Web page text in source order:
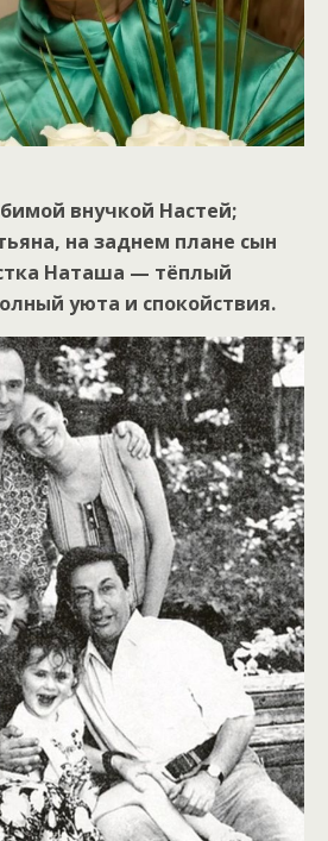
внучкой Настей;
на заднем плане сын
Наташа — тёплый
уюта и спокойствия.